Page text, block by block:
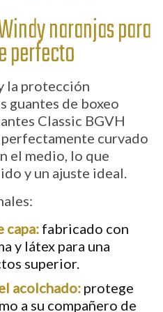
naranjas para
perfecto
la protección
guantes de boxeo
Classic BGVH
curvado
el medio, lo que
y un ajuste ideal.
:
capa: fabricado con
y látex para una
superior.
acolchado: protege
a su compañero de